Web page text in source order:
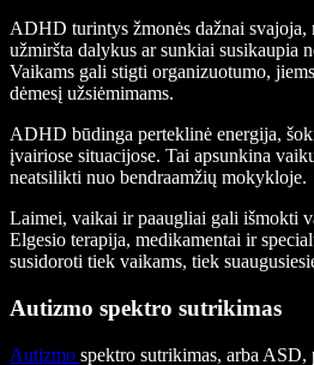
ADHD turintys žmonės dažnai svajoja,
užmiršta dalykus ar sunkiai susikaupia
Vaikams gali stigti organizuotumo,
dėmesį užsiėmimams.
ADHD būdinga perteklinė energija,
įvairiose situacijose. Tai apsunkina
neatsilikti nuo bendraamžių mokykloje.
Laimei, vaikai ir paaugliai gali išmokti
Elgesio terapija, medikamentai ir
susidoroti tiek vaikams, tiek
Autizmo spektro sutrikimas
Autizmo spektro sutrikimas, arba ASD,